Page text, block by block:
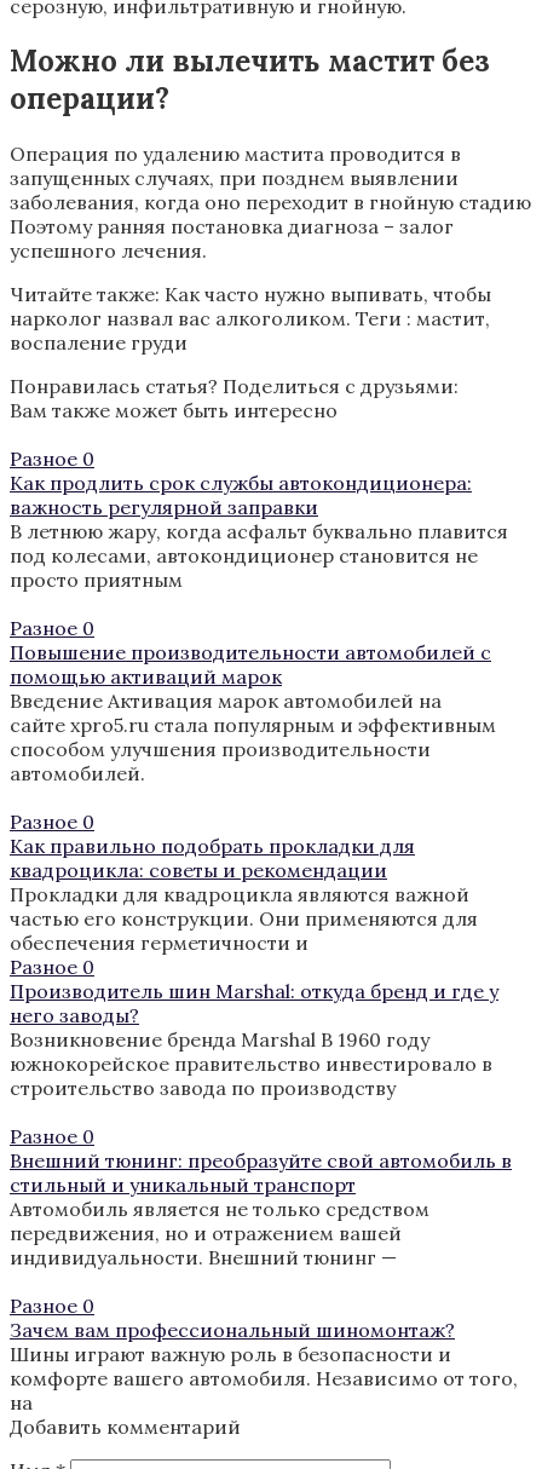
серозную, инфильтративную и гнойную.
Можно ли вылечить мастит без
операции?
Операция по удалению мастита проводится в
запущенных случаях, при позднем выявлении
заболевания, когда оно переходит в гнойную стадию
Поэтому ранняя постановка диагноза – залог
успешного лечения.
Читайте также: Как часто нужно выпивать, чтобы
нарколог назвал вас алкоголиком. Теги : мастит,
воспаление груди
Понравилась статья? Поделиться с друзьями:
Вам также может быть интересно
Разное 0
Как продлить срок службы автокондиционера:
важность регулярной заправки
В летнюю жару, когда асфальт буквально плавится
под колесами, автокондиционер становится не
просто приятным
Разное 0
Повышение производительности автомобилей с
помощью активаций марок
Введение Активация марок автомобилей на
сайте xpro5.ru стала популярным и эффективным
способом улучшения производительности
автомобилей.
Разное 0
Как правильно подобрать прокладки для
квадроцикла: советы и рекомендации
Прокладки для квадроцикла являются важной
частью его конструкции. Они применяются для
обеспечения герметичности и
Разное 0
Производитель шин Marshal: откуда бренд и где у
него заводы?
Возникновение бренда Marshal В 1960 году
южнокорейское правительство инвестировало в
строительство завода по производству
Разное 0
Внешний тюнинг: преобразуйте свой автомобиль в
стильный и уникальный транспорт
Автомобиль является не только средством
передвижения, но и отражением вашей
индивидуальности. Внешний тюнинг —
Разное 0
Зачем вам профессиональный шиномонтаж?
Шины играют важную роль в безопасности и
комфорте вашего автомобиля. Независимо от того,
на
Добавить комментарий